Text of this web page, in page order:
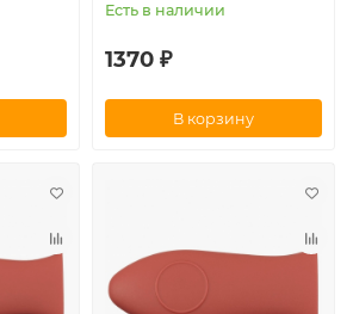
Есть в наличии
1370 ₽
В корзину